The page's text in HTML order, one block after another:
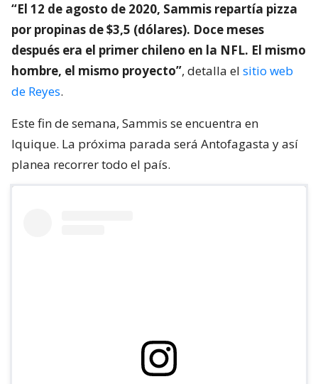
“El 12 de agosto de 2020, Sammis repartía pizza
por propinas de $3,5 (dólares). Doce meses
después era el primer chileno en la NFL. El mismo
hombre, el mismo proyecto”, detalla el sitio web
de Reyes.
Este fin de semana, Sammis se encuentra en
Iquique. La próxima parada será Antofagasta y así
planea recorrer todo el país.